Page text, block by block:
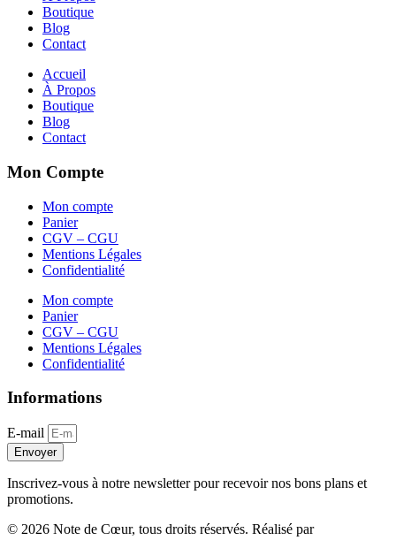
Boutique
Blog
Contact
Accueil
À Propos
Boutique
Blog
Contact
Mon Compte
Mon compte
Panier
CGV – CGU
Mentions Légales
Confidentialité
Mon compte
Panier
CGV – CGU
Mentions Légales
Confidentialité
Informations
E-mail
Envoyer
Inscrivez-vous à notre newsletter pour recevoir nos bons plans et
promotions.
© 2026 Note de Cœur, tous droits réservés. Réalisé par